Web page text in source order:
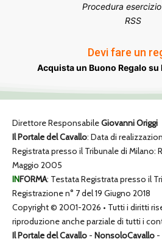
Procedura
RSS
Devi fare un
Acquista un Buono Regalo
Direttore ResponsabileGiovanni Origgi
Il Portale del Cavallo: Data di
Registrata presso il Tribunale di Milano:
Maggio 2005
INFORMA: Testata Registrata presso il
Registrazione n° 7 del 19 Giugno 2018
Copyright © 2001-2026 • Tutti i diritti
riproduzione anche parziale di tutti i
Il Portale del Cavallo - NonsoloCavallo -